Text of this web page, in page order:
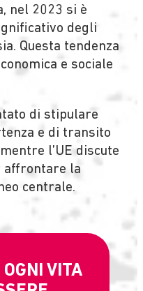
nel 2023 si è
degli
Questa tendenza
e sociale
di stipulare
e di transito
l’UE discute
affrontare la
centrale.
VITA